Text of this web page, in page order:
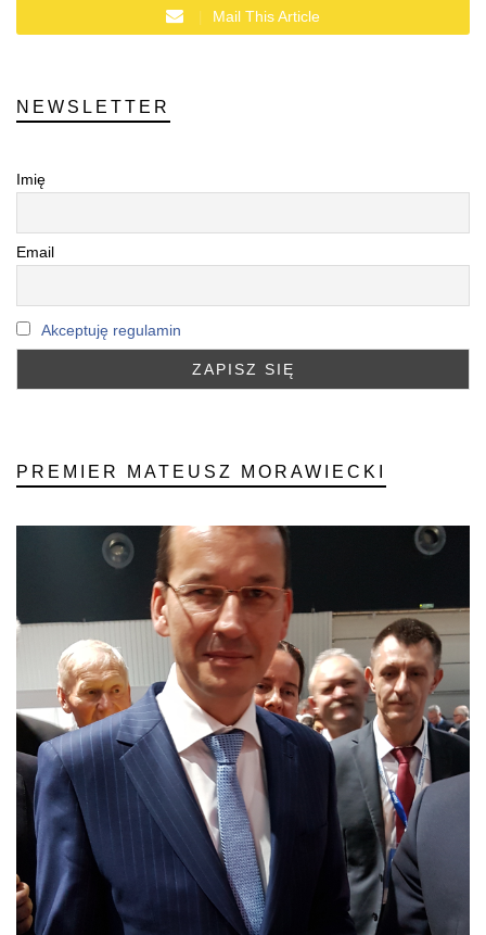
Mail This Article
NEWSLETTER
Imię
Email
Akceptuję regulamin
PREMIER MATEUSZ MORAWIECKI